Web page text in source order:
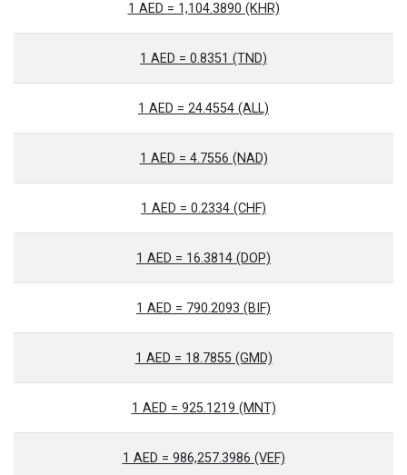
1 AED = 1,104.3890 (KHR)
1 AED = 0.8351 (TND)
1 AED = 24.4554 (ALL)
1 AED = 4.7556 (NAD)
1 AED = 0.2334 (CHF)
1 AED = 16.3814 (DOP)
1 AED = 790.2093 (BIF)
1 AED = 18.7855 (GMD)
1 AED = 925.1219 (MNT)
1 AED = 986,257.3986 (VEF)